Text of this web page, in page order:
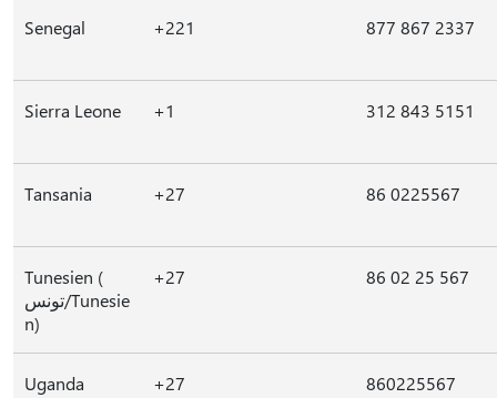
Senegal +221 877 867 2337
Sierra Leone +1 312 843 5151
Tansania +27 86 0225567
Tunesien (
تونس/Tunesie
n)
+27 86 02 25 567
Uganda +27 860225567